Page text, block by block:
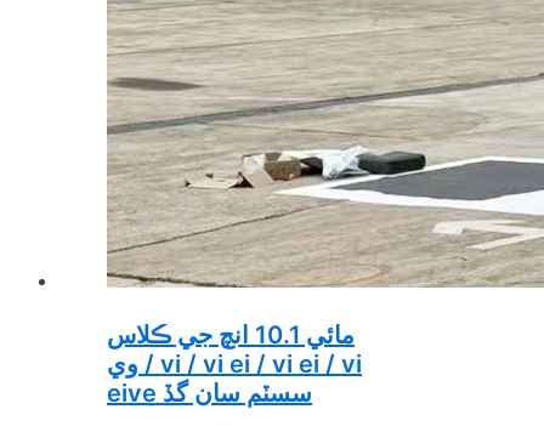
مائي 10.1 انچ جي ڪلاس
وي / vi / vi ei / vi ei / vi
eive سسٽم سان گڏ